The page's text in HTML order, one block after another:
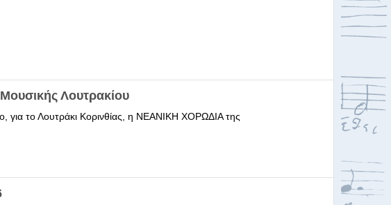
Λουτρακίου
το Λουτράκι Κορινθίας, η ΝΕΑΝΙΚΗ ΧΟΡΩΔΙΑ της